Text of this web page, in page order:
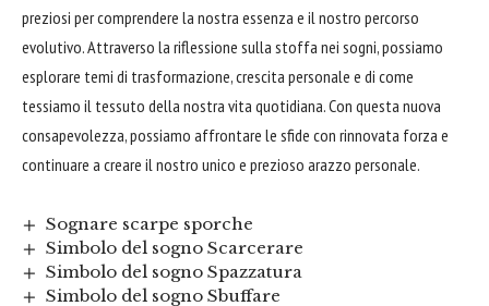
preziosi per comprendere la nostra essenza e il nostro percorso
evolutivo. Attraverso la riflessione sulla stoffa nei sogni, possiamo
esplorare temi di trasformazione, crescita personale e di come
tessiamo il tessuto della nostra vita quotidiana. Con questa nuova
consapevolezza, possiamo affrontare le sfide con rinnovata forza e
continuare a creare il nostro unico e prezioso arazzo personale.
Sognare scarpe sporche
Simbolo del sogno Scarcerare
Simbolo del sogno Spazzatura
Simbolo del sogno Sbuffare